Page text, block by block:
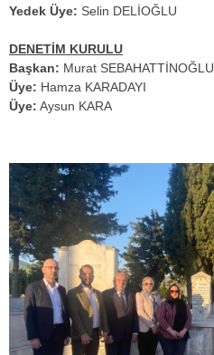
Yedek Üye: Selin DELİOĞLU
DENETİM KURULU
Başkan: Murat SEBAHATTİNOĞLU
Üye: Hamza KARADAYI
Üye: Aysun KARA